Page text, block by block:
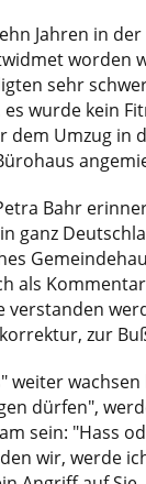
Jahren in
worden
sehr
wurde kein
dem Umzug in
Bahr
ganz
als
verstanden
zur
weiter
dürfen",
sein: "Hass
wir, werde